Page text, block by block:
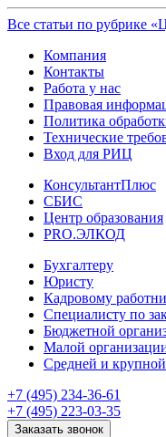
Все статьи по рубрике
Компания
Контакты
Работа у нас
Правовая
Политика
Технические
Вход для РИЦ
КонсультантПлюс
СБИС
Центр образования
PRO.ЭЛКОД
Бухгалтеру
Юристу
Кадровому
Специалисту по
Бюджетной
Малой
Средней и
+7 (495) 234-36-61
+7 (495) 223-03-35
Заказать звонок